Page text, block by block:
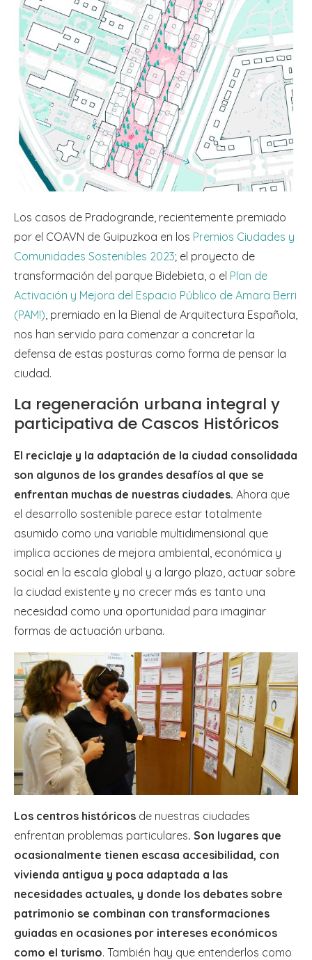
Los casos de Pradogrande, recientemente premiado
por el COAVN de Guipuzkoa en los Premios Ciudades y
Comunidades Sostenibles 2023; el proyecto de
transformación del parque Bidebieta, o el Plan de
Activación y Mejora del Espacio Público de Amara Berri
(PAM!), premiado en la Bienal de Arquitectura Española,
nos han servido para comenzar a concretar la
defensa de estas posturas como forma de pensar la
ciudad.
La regeneración urbana integral y
participativa de Cascos Históricos
El reciclaje y la adaptación de la ciudad consolidada
son algunos de los grandes desafíos al que se
enfrentan muchas de nuestras ciudades. Ahora que
el desarrollo sostenible parece estar totalmente
asumido como una variable multidimensional que
implica acciones de mejora ambiental, económica y
social en la escala global y a largo plazo, actuar sobre
la ciudad existente y no crecer más es tanto una
necesidad como una oportunidad para imaginar
formas de actuación urbana.
Los centros históricos de nuestras ciudades
enfrentan problemas particulares. Son lugares que
ocasionalmente tienen escasa accesibilidad, con
vivienda antigua y poca adaptada a las
necesidades actuales, y donde los debates sobre
patrimonio se combinan con transformaciones
guiadas en ocasiones por intereses económicos
como el turismo. También hay que entenderlos como